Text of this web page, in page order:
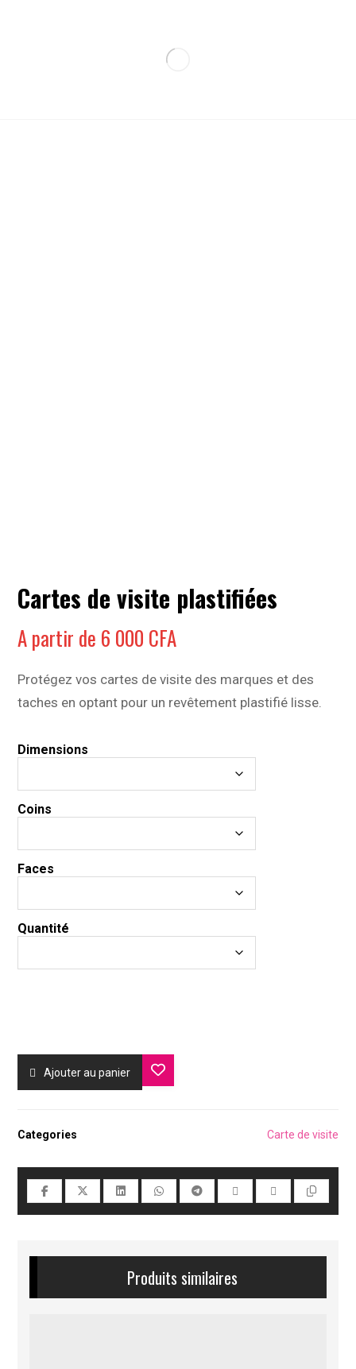
Cartes de visite plastifiées
A partir de 6 000 CFA
Protégez vos cartes de visite des marques et des
taches en optant pour un revêtement plastifié lisse.
Dimensions
Coins
Faces
Quantité
Ajouter au panier
Categories Carte de visite
Produits similaires